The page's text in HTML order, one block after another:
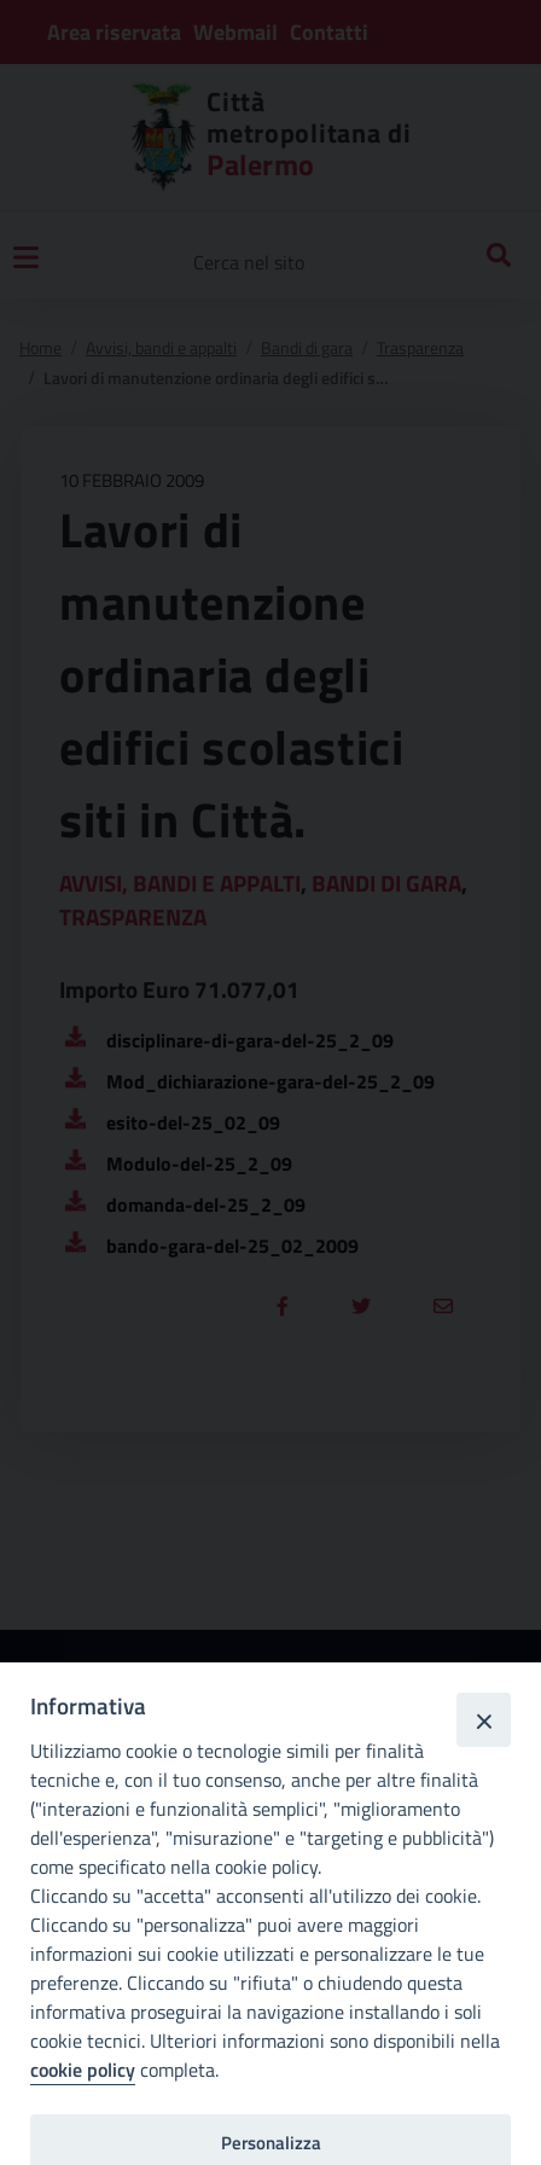
Area riservata Webmail Contatti
Città
metropolitana di
Palermo
10 FEBBRAIO 2009
Lavori di
manutenzione
ordinaria degli
edifici scolastici
siti in Città.
AVVISI, BANDI E APPALTI, BANDI DI GARA,
TRASPARENZA
Importo Euro 71.077,01
disciplinare-di-gara-del-25_2_09
Mod_dichiarazione-gara-del-25_2_09
esito-del-25_02_09
Modulo-del-25_2_09
domanda-del-25_2_09
bando-gara-del-25_02_2009
metropolitana di
Palermo
Info e contatti
Città Metropoliitana di Palermo
Via Maqueda, 100 - 90134 - Palermo
Cod. Fisc. 80021470820
PEC: cm.pa@cert.cittametropolitana.pa.it
I nostri canali social
Accessibilità
Città Metropolitana di Palermo si impegna a rendere il proprio sito
web accessibile, conformemente al D.lgs. 10 agosto 2018, n°106
Informativa
Utilizziamo cookie o tecnologie simili per finalità
tecniche e, con il tuo consenso, anche per altre finalità
("interazioni e funzionalità semplici", "miglioramento
dell'esperienza", "misurazione" e "targeting e pubblicità")
come specificato nella cookie policy.
Cliccando su "accetta" acconsenti all'utilizzo dei cookie.
Cliccando su "personalizza" puoi avere maggiori
informazioni sui cookie utilizzati e personalizzare le tue
preferenze. Cliccando su "rifiuta" o chiudendo questa
informativa proseguirai la navigazione installando i soli
cookie tecnici. Ulteriori informazioni sono disponibili nella
cookie policycompleta.
Personalizza